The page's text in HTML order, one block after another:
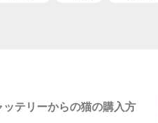
テリーからの猫の購入方